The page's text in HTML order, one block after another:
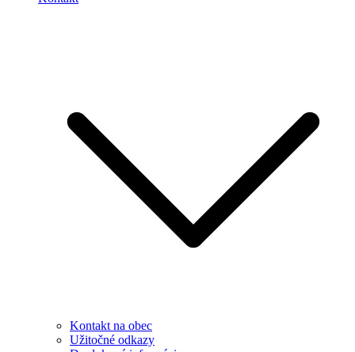
Kontakt na obec
Užitočné odkazy